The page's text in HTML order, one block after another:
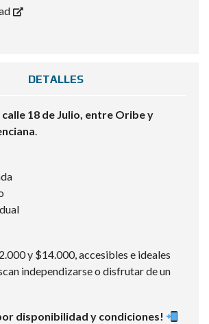
DETALLES
calle 18 de Julio, entre Oribe y
.
y $14.000, accesibles e ideales
independizarse o disfrutar de un
disponibilidad y condiciones!